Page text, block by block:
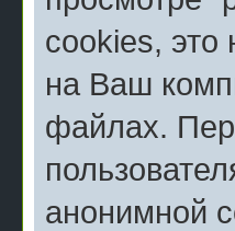
cookies, это
на Ваш
файлах.
анонимной